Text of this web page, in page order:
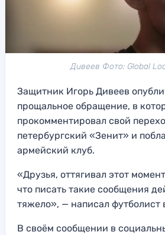
Дивеев Фото: Global
Защитник Игорь Дивеев
прощальное обращение, в
прокомментировал свой
петербургский «Зенит» и
армейский клуб.
«Друзья, оттягивал этот
что писать такие сообщения
тяжело», — написал футболист
В своём сообщении в